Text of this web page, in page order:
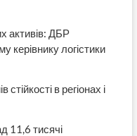
активів: ДБР
керівнику логістики
в регіонах і
11,6 тисячі